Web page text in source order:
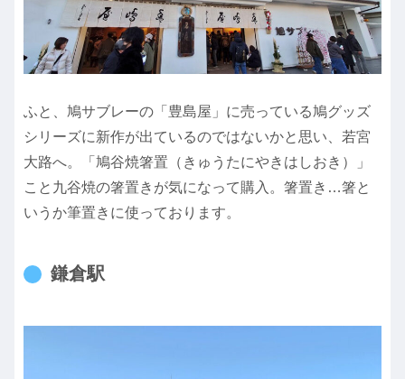
ふと、鳩サブレーの「豊島屋」に売っている鳩グッズ
シリーズに新作が出ているのではないかと思い、若宮
大路へ。「鳩谷焼箸置（きゅうたにやきはしおき）」
こと九谷焼の箸置きが気になって購入。箸置き…箸と
いうか筆置きに使っております。
鎌倉駅